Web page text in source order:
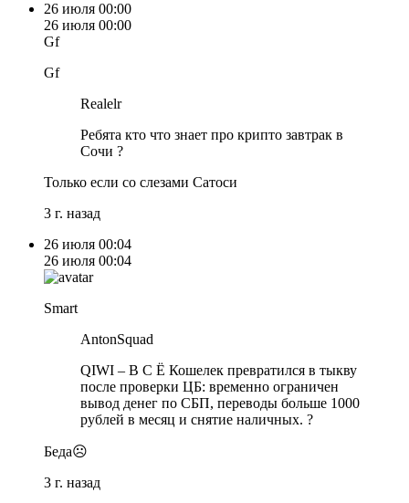
26 июля 00:00
26 июля 00:00
Gf
Gf
Realelr
Ребята кто что знает про крипто завтрак в
Сочи ?
Только если со слезами Сатоси
3 г. назад
26 июля 00:04
26 июля 00:04
Smart
AntonSquad
QIWI – В С Ё Кошелек превратился в тыкву
после проверки ЦБ: временно ограничен
вывод денег по СБП, переводы больше 1000
рублей в месяц и снятие наличных. ?
Беда☹️
3 г. назад